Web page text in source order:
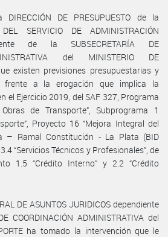
DE PRESUPUESTO de la
SERVICIO DE ADMINISTRACIÓN
de la SUBSECRETARÍA DE
del MINISTERIO DE
existen previsiones presupuestarias y
frente a la erogación que implica la
el Ejercicio 2019, del SAF 327, Programa
de Transporte”, Subprograma 1
Proyecto 16 “Mejora Integral del
– Ramal Constitución - La Plata (BID
“Servicios Técnicos y Profesionales”, de
1.5 “Crédito Interno” y 2.2 “Crédito
DE ASUNTOS JURIDICOS dependiente
COORDINACIÓN ADMINISTRATIVA del
ha tomado la intervención que le